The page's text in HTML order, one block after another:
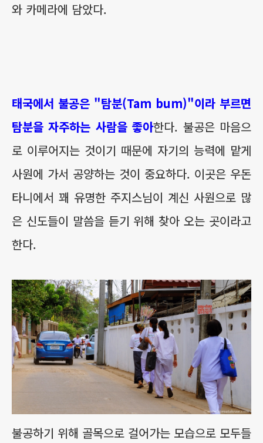
와 카메라에 담았다.
태국에서 불공은 "탐분(Tam bum)"이라 부르면
탐분을 자주하는 사람을 좋아한다. 불공은 마음으
로 이루어지는 것이기 때문에 자기의 능력에 맡게
사원에 가서 공양하는 것이 중요하다. 이곳은 우돈
타니에서 꽤 유명한 주지스님이 계신 사원으로 많
은 신도들이 말씀을 듣기 위해 찾아 오는 곳이라고
한다.
불공하기 위해 골목으로 걸어가는 모습으로 모두들